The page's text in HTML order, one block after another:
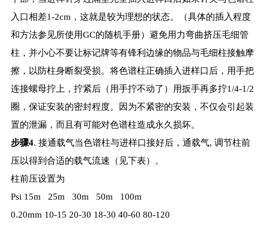
入口相差1-2cm，这就是较为理想的状态。（具体的插入程度
和方法参见所使用GC的随机手册）避免用力弯曲挤压毛细管
柱，并小心不要让标记牌等有锋利边缘的物品与毛细柱接触摩
擦，以防柱身断裂受损。将色谱柱正确插入进样口后，用手把
连接螺母拧上，拧紧后（用手拧不动了）用扳手再多拧1/4-1/2
圈，保证安装的密封程度。因为不紧密的安装，不仅会引起装
置的泄漏，而且有可能对色谱柱造成永久损坏。
步骤4. 接通载气当色谱柱与进样口接好后，通载气, 调节柱前
压以得到合适的载气流速（见下表）。
柱前压设置为
Psi 15m 25m 30m 50m 100m
0.20mm 10-15 20-30 18-30 40-60 80-120